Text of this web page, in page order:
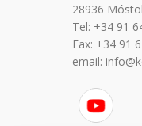
28936
Tel: +34 91
Fax: +34 91
email: